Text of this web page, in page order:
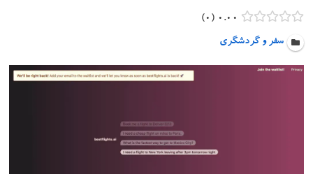
www.hooshtaak.ir
۰.۰۰ ۰
سفر و گردشگری